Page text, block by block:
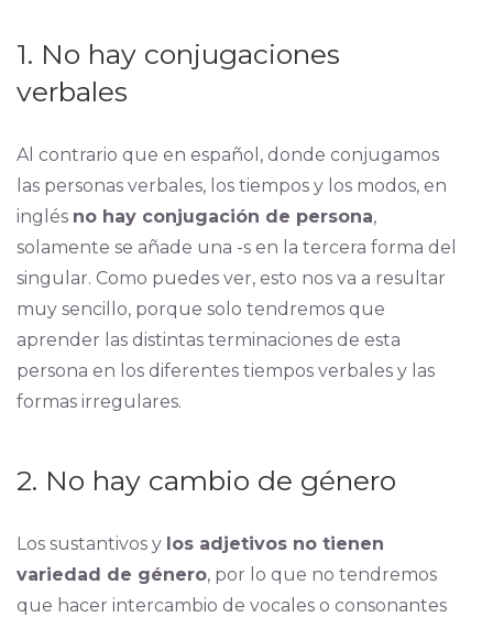
1. No hay conjugaciones
verbales
Al contrario que en español, donde conjugamos
las personas verbales, los tiempos y los modos, en
inglés no hay conjugación de persona,
solamente se añade una -s en la tercera forma del
singular. Como puedes ver, esto nos va a resultar
muy sencillo, porque solo tendremos que
aprender las distintas terminaciones de esta
persona en los diferentes tiempos verbales y las
formas irregulares.
2. No hay cambio de género
Los sustantivos y los adjetivos no tienen
variedad de género, por lo que no tendremos
que hacer intercambio de vocales o consonantes